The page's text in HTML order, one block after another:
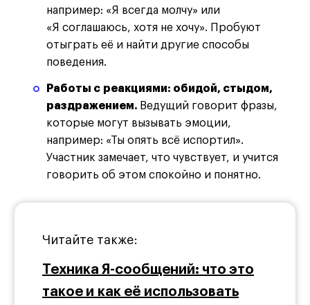
например: «Я всегда молчу» или
«Я соглашаюсь, хотя не хочу». Пробуют
отыграть её и найти другие способы
поведения.
Работы с реакциями: обидой, стыдом,
раздражением. Ведущий говорит фразы,
которые могут вызывать эмоции,
например: «Ты опять всё испортил».
Участник замечает, что чувствует, и учится
говорить об этом спокойно и понятно.
Читайте также:
Техника Я-сообщений: что это
такое и как её использовать